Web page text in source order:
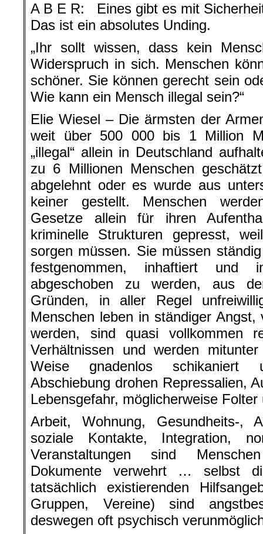
A B E R: Eines gibt es mit
Das ist ein absolutes Unding.
„Ihr sollt wissen, dass kein
Widerspruch in sich. Menschen
schöner. Sie können gerecht sein
Wie kann ein Mensch illegal sein?“
Elie Wiesel – Die ärmsten der
weit über 500 000 bis 1 Million
„illegal“ allein in Deutschland
zu 6 Millionen Menschen
abgelehnt oder es wurde aus
keiner gestellt. Menschen
Gesetze allein für ihren
kriminelle Strukturen gepresst,
sorgen müssen. Sie müssen
festgenommen, inhaftiert und
abgeschoben zu werden, aus
Gründen, in aller Regel
Menschen leben in ständiger
werden, sind quasi vollkommen
Verhältnissen und werden
Weise gnadenlos schikaniert
Abschiebung drohen Repressalien,
Lebensgefahr, möglicherweise Folter
Arbeit, Wohnung, Gesundheits-,
soziale Kontakte, Integration,
Veranstaltungen sind
Dokumente verwehrt … selbst
tatsächlich existierenden
Gruppen, Vereine) sind
deswegen oft psychisch